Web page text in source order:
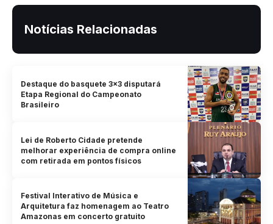
Notícias Relacionadas
Destaque do basquete 3×3 disputará
Etapa Regional do Campeonato
Brasileiro
Lei de Roberto Cidade pretende
melhorar experiência de compra online
com retirada em pontos físicos
Festival Interativo de Música e
Arquitetura faz homenagem ao Teatro
Amazonas em concerto gratuito